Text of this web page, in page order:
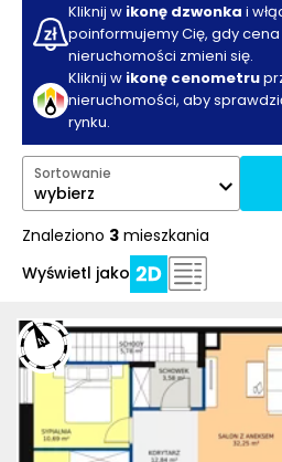
Kliknij w ikonę dzwonka i
poinformujemy Cię, gdy
nieruchomości zmieni się.
Kliknij w ikonę cenometru
nieruchomości, aby
rynku.
Sortowanie
wybierz
Znaleziono 3 mieszkania
Wyświetl jako